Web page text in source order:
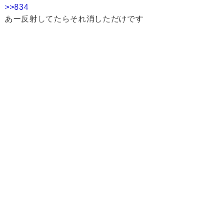
>>834
あー反射してたらそれ消しただけです